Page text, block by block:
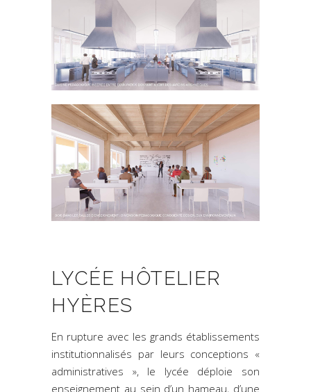
LYCÉE HÔTELIER
HYÈRES
En rupture avec les grands établissements
institutionnalisés par leurs conceptions «
administratives », le lycée déploie son
enseignement au sein d’un hameau, d’une